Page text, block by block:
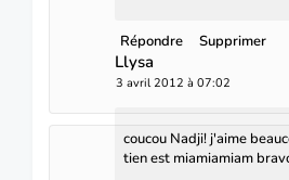
Répondre Supprimer
Llysa
3 avril 2012 à 07:02
coucou Nadji! j'aime
tien est miamiamiam